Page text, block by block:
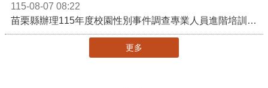
115-08-07 08:22
苗栗縣辦理115年度校園性別事件調查專業人員進階培訓 深化調查實務能力 持續打造安全友善校園
更多